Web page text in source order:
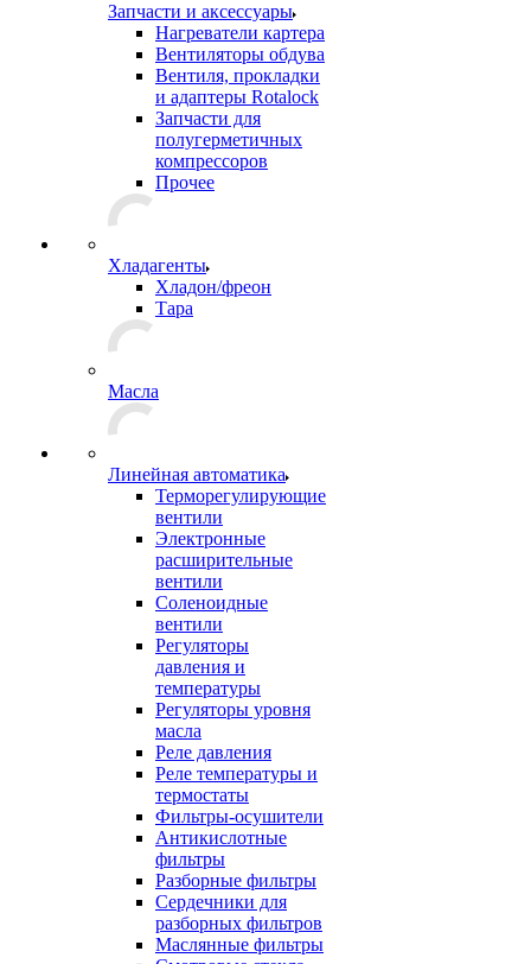
Запчасти и аксессуары
Нагреватели картера
Вентиляторы обдува
Вентиля, прокладки
и адаптеры Rotalock
Запчасти для
полугерметичных
компрессоров
Прочее
Хладагенты
Хладон/фреон
Тара
Масла
Линейная автоматика
Терморегулирующие
вентили
Электронные
расширительные
вентили
Соленоидные
вентили
Регуляторы
давления и
температуры
Регуляторы уровня
масла
Реле давления
Реле температуры и
термостаты
Фильтры-осушители
Антикислотные
фильтры
Разборные фильтры
Сердечники для
разборных фильтров
Маслянные фильтры